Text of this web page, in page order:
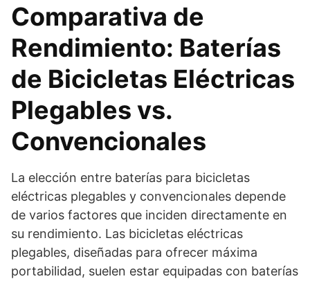
Comparativa de
Rendimiento: Baterías
de Bicicletas Eléctricas
Plegables vs.
Convencionales
La elección entre baterías para bicicletas
eléctricas plegables y convencionales depende
de varios factores que inciden directamente en
su rendimiento. Las bicicletas eléctricas
plegables, diseñadas para ofrecer máxima
portabilidad, suelen estar equipadas con baterías